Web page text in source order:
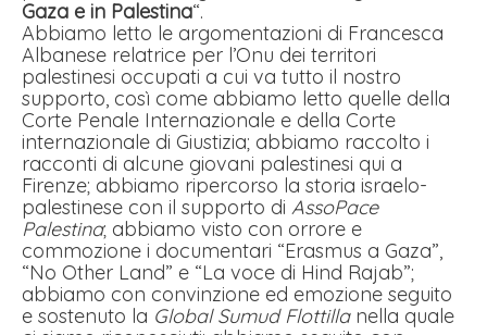
Gaza e in Palestina“.
Abbiamo letto le argomentazioni di Francesca
Albanese relatrice per l’Onu dei territori
palestinesi occupati a cui va tutto il nostro
supporto, così come abbiamo letto quelle della
Corte Penale Internazionale e della Corte
internazionale di Giustizia; abbiamo raccolto i
racconti di alcune giovani palestinesi qui a
Firenze; abbiamo ripercorso la storia israelo-
palestinese con il supporto di AssoPace
Palestina; abbiamo visto con orrore e
commozione i documentari “Erasmus a Gaza”,
“No Other Land” e “La voce di Hind Rajab”;
abbiamo con convinzione ed emozione seguito
e sostenuto la Global Sumud Flottilla nella quale